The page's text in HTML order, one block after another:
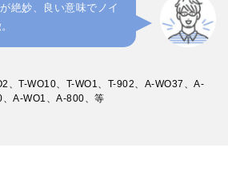
絶妙、良い意味でノイ
、T-WO10、T-WO1、T-902、A-WO37、A-
A-WO1、A-800、等